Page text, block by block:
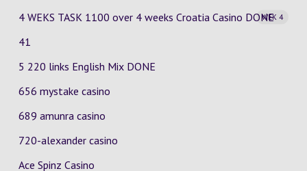
4 WEKS TASK 1100 over 4 weeks Croatia Casino
WEK 4
DONE
41
5 220 links English Mix DONE
656 mystake casino
689 amunra casino
720-alexander casino
Ace Spinz Casino